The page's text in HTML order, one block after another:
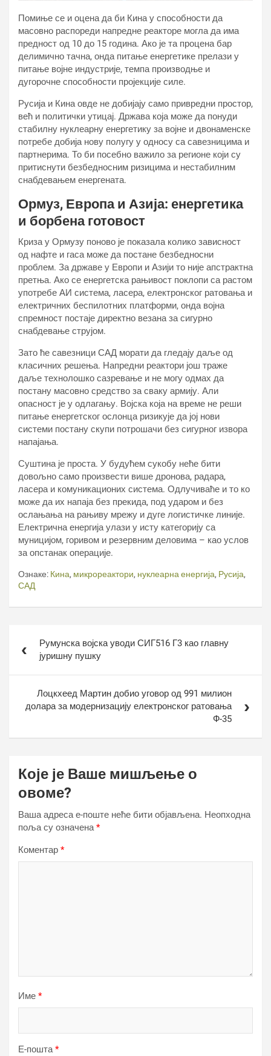
Помиње се и оцена да би Кина у способности да
масовно распореди напредне реакторе могла да има
предност од 10 до 15 година. Ако је та процена бар
делимично тачна, онда питање енергетике прелази у
питање војне индустрије, темпа производње и
дугорочне способности пројекције силе.
Русија и Кина овде не добијају само привредни простор,
већ и политички утицај. Држава која може да понуди
стабилну нуклеарну енергетику за војне и двонаменске
потребе добија нову полугу у односу са савезницима и
партнерима. То би посебно важило за регионе који су
притиснути безбедносним ризицима и нестабилним
снабдевањем енергената.
Ормуз, Европа и Азија: енергетика
и борбена готовост
Криза у Ормузу поново је показала колико зависност
од нафте и гаса може да постане безбедносни
проблем. За државе у Европи и Азији то није апстрактна
претња. Ако се енергетска рањивост поклопи са растом
употребе АИ система, ласера, електронског ратовања и
електричних беспилотних платформи, онда војна
спремност постаје директно везана за сигурно
снабдевање струјом.
Зато ће савезници САД морати да гледају даље од
класичних решења. Напредни реактори још траже
даље технолошко сазревање и не могу одмах да
постану масовно средство за сваку армију. Али
опасност је у одлагању. Војска која на време не реши
питање енергетског ослонца ризикује да јој нови
системи постану скупи потрошачи без сигурног извора
напајања.
Суштина је проста. У будућем сукобу неће бити
довољно само произвести више дронова, радара,
ласера и комуникационих система. Одлучиваће и то ко
може да их напаја без прекида, под ударом и без
ослањања на рањиву мрежу и дуге логистичке линије.
Електрична енергија улази у исту категорију са
муницијом, горивом и резервним деловима – као услов
за опстанак операције.
Ознаке: Кина, микрореактори, нуклеарна енергија, Русија,
САД
чланкаРумунска војска уводи СИГ516 Г3 као главну
јуришну пушку
Лоцкхеед Мартин добио уговор од 991 милион
долара за модернизацију електронског ратовања
Ф-35
Које је Ваше мишљење о
овоме?
Ваша адреса е-поште неће бити објављена. Неопходна
поља су означена*
Коментар *
Име *
Е-пошта*